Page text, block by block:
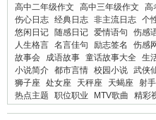
高中二年级作文
高中三年级作文 高
伤心日志 经典日志 非主流日志 个
悠闲日记
随感日记 爱情语句 伤感
人生格言 名言佳句 励志签名 伤感
故事会
成语故事 童话故事大全 生
小说简介 都市言情 校园小说 武侠
狮子座 处女座 天秤座 天蝎座 射
热点主题
职位职业 MTV歌曲 精彩